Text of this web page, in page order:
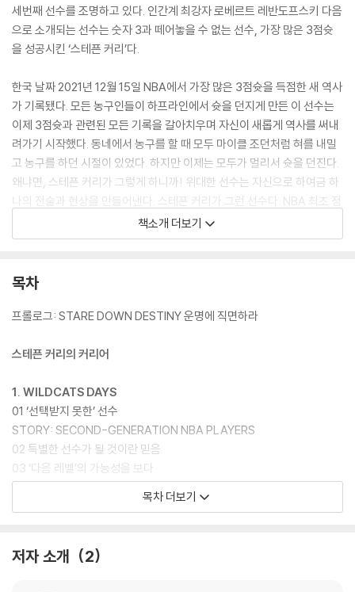
세번째 선수를 조명하고 있다. 인간계 최강자 로베르트 레반도프스키 다음
으로 소개되는 선수는 숫자 3과 떼어놓을 수 없는 선수, 가장 많은 3점슛
을 성공시킨 ‘스테픈 커리’다.
한국 날짜 2021년 12월 15일 NBA에서 가장 많은 3점슛을 득점한 새 역사
가 기록됐다. 모든 농구인들이 하프라인에서 슛을 던지게 만든 이 선수는
이제 3점슛과 관련된 모든 기록을 갈아치우며 자신이 새롭게 역사를 써내
려가기 시작했다. 동네에서 농구를 할 때 모두 마이클 조던처럼 혀를 내밀
고 농구를 하던 시절이 있었다. 하지만 이제는 모두가 멀리서 슛을 던진다.
왜냐면, 스테픈 커리가 그렇게 하니까! 위대한 선수는 자신으로 하여금 하
나의 전술과 현상을 만들어낸다. 스테픈 커리가 그런 선수다. NBA 최초 정
규시즌 만장일치 MVP이자, 슈퍼 맥스 계약을 두 번이나 이뤄내며, 3점슛
의 모든 기록을 갈아치우고 있지만, 정작 대학 진학까지는 아무도 그의 성
있다.
‘선수’ 시리즈 3 『스테픈 커리』에서는 ‘스테픈 커리’의 많은 이야기를 담고
로 언더독 신화를 이뤄낸 그의 이야기를 주로 다루지만, 그를 둘러싼 많은
많은 스타들이 나타난 2009년 NBA 드래프트, 그를 믿고 기른 감독과 선
수들, 득점 기계들의 고향인 골든스테이트의 이야기, 거기에 농구 덕후 김
정윤 일러스트레이터의 스페셜 칼럼까지!
믿고 보는 ‘농학이 형’ 손대범이 알려주는 커리의 이야기를 스타일리시하
게 만나보자!
책소개 더보기
목차
프롤로그: STARE DOWN DESTINY 운명에 직면하라
스테픈 커리의 커리어
1. WILDCATS DAYS
01 ‘선택받지 못한’ 선수
STORY: SECOND-GENERATION NBA PLAYERS
02 특별한 선수가 될 것이란 믿음
03 ‘다음 레벨’의 가능성을 보다
COLUMN: 커리와 이현중의 모교 데이비슨 대학, 그리고 밥 맥킬롭
02 공존
목차 더보기
저자 소개 2